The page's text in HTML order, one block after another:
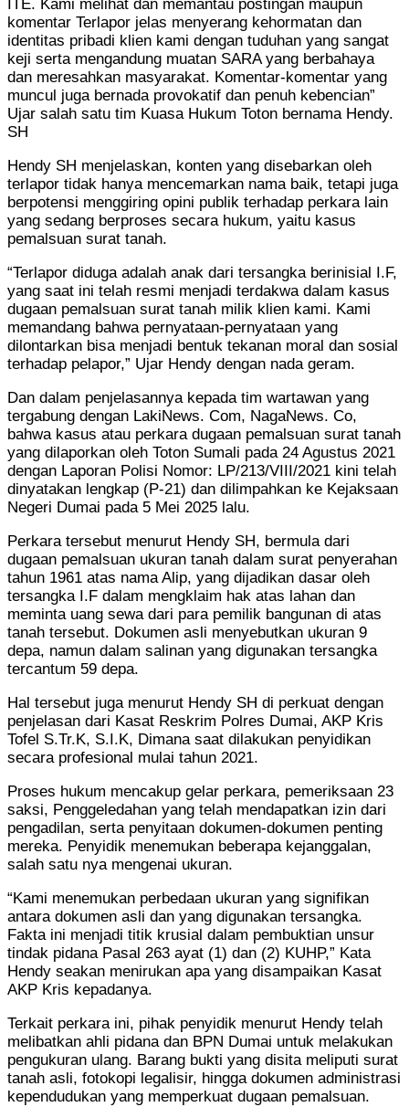
ITE. Kami melihat dan memantau postingan maupun
komentar Terlapor jelas menyerang kehormatan dan
identitas pribadi klien kami dengan tuduhan yang sangat
keji serta mengandung muatan SARA yang berbahaya
dan meresahkan masyarakat. Komentar-komentar yang
muncul juga bernada provokatif dan penuh kebencian”
Ujar salah satu tim Kuasa Hukum Toton bernama Hendy.
SH
Hendy SH menjelaskan, konten yang disebarkan oleh
terlapor tidak hanya mencemarkan nama baik, tetapi juga
berpotensi menggiring opini publik terhadap perkara lain
yang sedang berproses secara hukum, yaitu kasus
pemalsuan surat tanah.
“Terlapor diduga adalah anak dari tersangka berinisial I.F,
yang saat ini telah resmi menjadi terdakwa dalam kasus
dugaan pemalsuan surat tanah milik klien kami. Kami
memandang bahwa pernyataan-pernyataan yang
dilontarkan bisa menjadi bentuk tekanan moral dan sosial
terhadap pelapor,” Ujar Hendy dengan nada geram.
Dan dalam penjelasannya kepada tim wartawan yang
tergabung dengan LakiNews. Com, NagaNews. Co,
bahwa kasus atau perkara dugaan pemalsuan surat tanah
yang dilaporkan oleh Toton Sumali pada 24 Agustus 2021
dengan Laporan Polisi Nomor: LP/213/VIII/2021 kini telah
dinyatakan lengkap (P-21) dan dilimpahkan ke Kejaksaan
Negeri Dumai pada 5 Mei 2025 lalu.
Perkara tersebut menurut Hendy SH, bermula dari
dugaan pemalsuan ukuran tanah dalam surat penyerahan
tahun 1961 atas nama Alip, yang dijadikan dasar oleh
tersangka I.F dalam mengklaim hak atas lahan dan
meminta uang sewa dari para pemilik bangunan di atas
tanah tersebut. Dokumen asli menyebutkan ukuran 9
depa, namun dalam salinan yang digunakan tersangka
tercantum 59 depa.
Hal tersebut juga menurut Hendy SH di perkuat dengan
penjelasan dari Kasat Reskrim Polres Dumai, AKP Kris
Tofel S.Tr.K, S.I.K, Dimana saat dilakukan penyidikan
secara profesional mulai tahun 2021.
Proses hukum mencakup gelar perkara, pemeriksaan 23
saksi, Penggeledahan yang telah mendapatkan izin dari
pengadilan, serta penyitaan dokumen-dokumen penting
mereka. Penyidik menemukan beberapa kejanggalan,
salah satu nya mengenai ukuran.
“Kami menemukan perbedaan ukuran yang signifikan
antara dokumen asli dan yang digunakan tersangka.
Fakta ini menjadi titik krusial dalam pembuktian unsur
tindak pidana Pasal 263 ayat (1) dan (2) KUHP,” Kata
Hendy seakan menirukan apa yang disampaikan Kasat
AKP Kris kepadanya.
Terkait perkara ini, pihak penyidik menurut Hendy telah
melibatkan ahli pidana dan BPN Dumai untuk melakukan
pengukuran ulang. Barang bukti yang disita meliputi surat
tanah asli, fotokopi legalisir, hingga dokumen administrasi
kependudukan yang memperkuat dugaan pemalsuan.